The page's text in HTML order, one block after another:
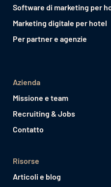
Software di marketing per
Marketing digitale per hotel
Per partner e agenzie
Azienda
Missione e team
Recruiting & Jobs
Contatto
Risorse
Articoli e blog